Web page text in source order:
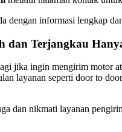
dengan informasi lengkap
dan Terjangkau
jika ingin mengirim motor
layanan seperti door to
dan nikmati layanan